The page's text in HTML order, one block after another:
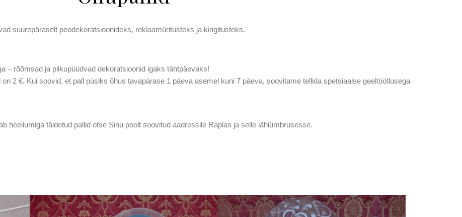
suurepäraselt peodekoratsioonideks, reklaamüritusteks ja kingitusteks.
– rõõmsad ja pilkupüüdvad dekoratsioonid igaks tähtpäevaks!
2 €. Kui soovid, et pall püsiks õhus tavapärase 1 päeva asemel kuni 7 päeva, soovitame tellida spetsiaalse geeltöötlusega
heeliumiga täidetud pallid otse Sinu poolt soovitud aadressile Raplas ja selle lähiümbrusesse.